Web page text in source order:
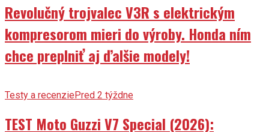
Revolučný trojvalec V3R s elektrickým
kompresorom mieri do výroby. Honda ním
chce preplniť aj ďalšie modely!
Testy a recenziePred 2 týždne
TEST Moto Guzzi V7 Special (2026):